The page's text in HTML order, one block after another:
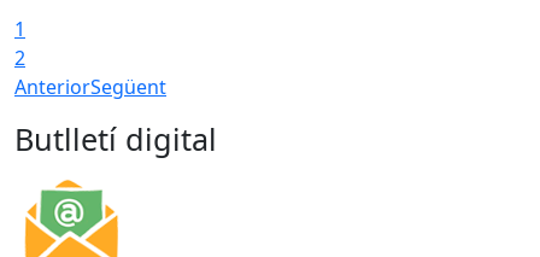
1
2
AnteriorSegüent
Butlletí digital